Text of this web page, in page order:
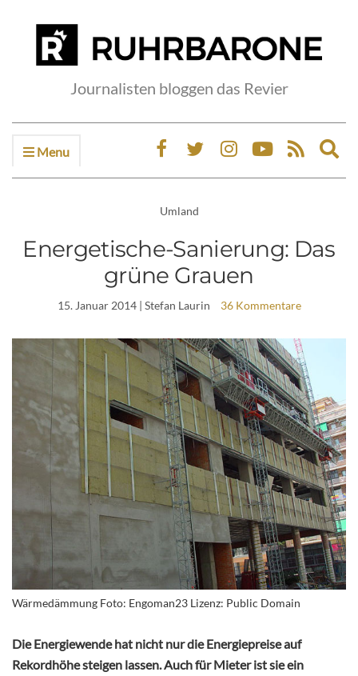
Journalisten bloggen das Revier
Menu
Umland
Energetische-Sanierung: Das
grüne Grauen
15. Januar 2014| Stefan Laurin 36 Kommentare
Wärmedämmung Foto: Engoman23 Lizenz: Public Domain
Die Energiewende hat nicht nur die Energiepreise auf
Rekordhöhe steigen lassen. Auch für Mieter ist sie ein